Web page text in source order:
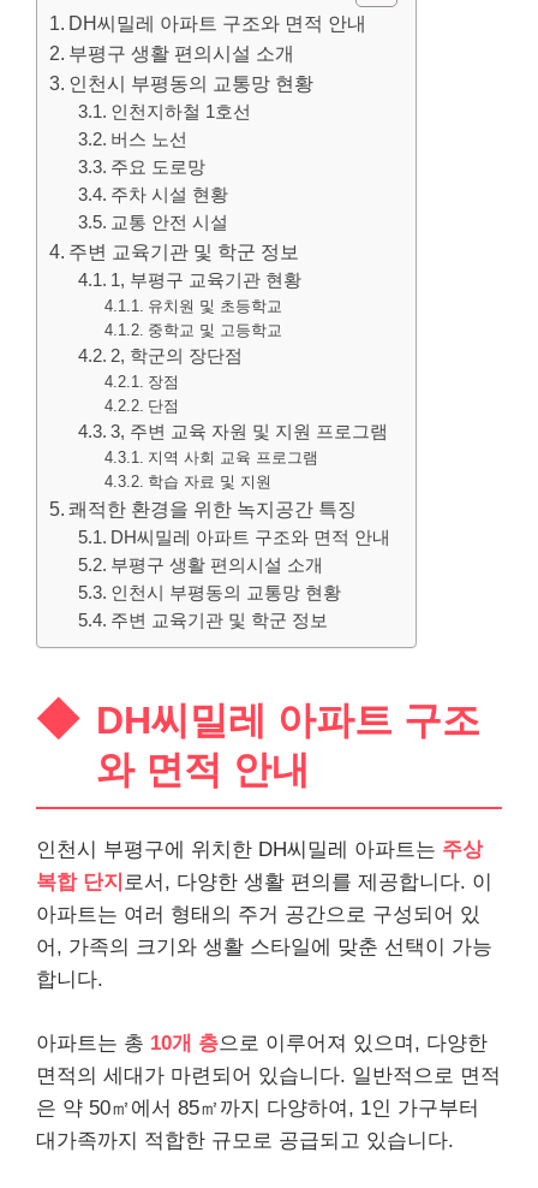
DH씨밀레 아파트 구조와 면적 안내
부평구 생활 편의시설 소개
인천시 부평동의 교통망 현황
인천지하철 1호선
버스 노선
주요 도로망
주차 시설 현황
교통 안전 시설
주변 교육기관 및 학군 정보
1, 부평구 교육기관 현황
유치원 및 초등학교
중학교 및 고등학교
2, 학군의 장단점
장점
단점
3, 주변 교육 자원 및 지원 프로그램
지역 사회 교육 프로그램
학습 자료 및 지원
쾌적한 환경을 위한 녹지공간 특징
DH씨밀레 아파트 구조와 면적 안내
부평구 생활 편의시설 소개
인천시 부평동의 교통망 현황
주변 교육기관 및 학군 정보
DH씨밀레 아파트 구조
와 면적 안내
인천시 부평구에 위치한 DH씨밀레 아파트는 주상
복합 단지 로서, 다양한 생활 편의를 제공합니다. 이
아파트는 여러 형태의 주거 공간으로 구성되어 있
어, 가족의 크기와 생활 스타일에 맞춘 선택이 가능
합니다.
아파트는 총 10개 층으로 이루어져 있으며, 다양한
면적의 세대가 마련되어 있습니다. 일반적으로 면적
은 약 50㎡에서 85㎡까지 다양하여, 1인 가구부터
대가족까지 적합한 규모로 공급되고 있습니다.